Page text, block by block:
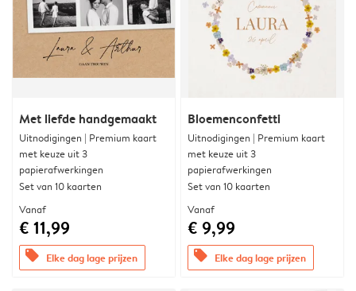
Met liefde handgemaakt
Uitnodigingen | Premium kaart
met keuze uit 3
papierafwerkingen
Set van 10 kaarten
Vanaf
€ 11,99
offers Elke dag lage prijzen
Bloemenconfetti
Uitnodigingen | Premium kaart
met keuze uit 3
papierafwerkingen
Set van 10 kaarten
Vanaf
€ 9,99
offers Elke dag lage prijzen